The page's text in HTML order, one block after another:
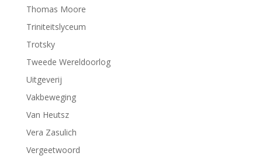
Thomas Moore
Triniteitslyceum
Trotsky
Tweede Wereldoorlog
Uitgeverij
Vakbeweging
Van Heutsz
Vera Zasulich
Vergeetwoord